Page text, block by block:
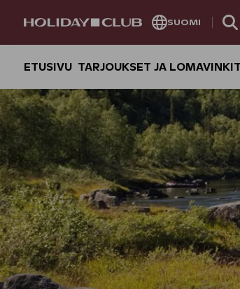
SIVUNAVIGOINTI
SUOMI
ETUSIVU TARJOUKSET JA LOMAVINKIT